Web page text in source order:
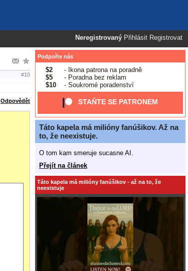
Neregistrovaný Přihlásit Registrovat
#10
Odpovědět
Podpořte nás
$2
- Ikona patrona na poradně
$5
- Poradna bez reklam
$10
- Soukromé poradenství
STAŇTE SE PATRONEM
Táto kapela má milióny fanúšikov. Až na
to, že neexistuje.
O tom kam smeruje sucasne AI.
Přejít na článek
Táto kapela má milióny fanúšikov - až na to, že
neexistuje